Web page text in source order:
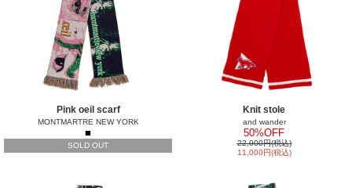
Pink oeil scarf
MONTMARTRE NEW YORK
■
SOLD OUT
Knit stole
and wander
50%OFF
22,000円(税込)
11,000円(税込)